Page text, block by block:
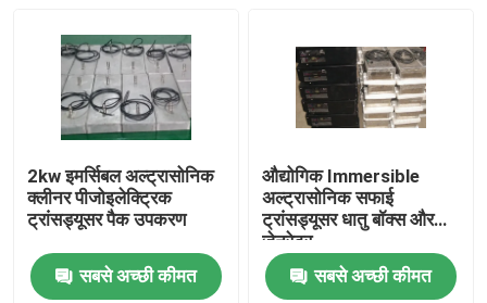
2kw इमर्सिबल अल्ट्रासोनिक
क्लीनर पीजोइलेक्ट्रिक
ट्रांसड्यूसर पैक उपकरण
सबसे अच्छी कीमत
औद्योगिक Immersible
अल्ट्रासोनिक सफाई
ट्रांसड्यूसर धातु बॉक्स और
जेनरेटर
सबसे अच्छी कीमत